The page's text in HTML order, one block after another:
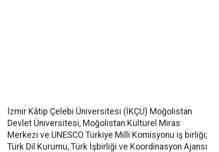
İzmir Kâtip Çelebi Üniversitesi (İKÇÜ) Moğolistan
Devlet Üniversitesi, Moğolistan Kültürel Miras
Merkezi ve UNESCO Türkiye Milli Komisyonu iş birliği;
Türk Dil Kurumu, Türk İşbirliği ve Koordinasyon Ajansı